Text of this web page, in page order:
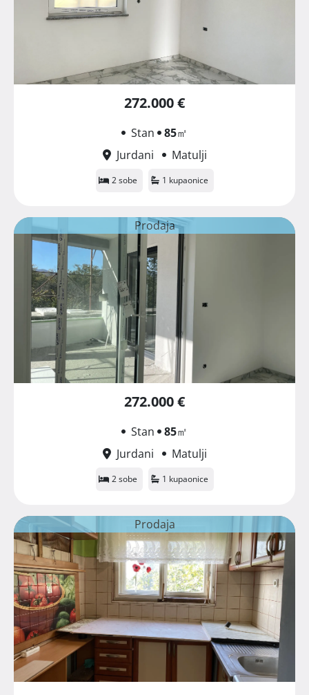
272.000 €
Stan 85㎡
Jurdani
Matulji
2 sobe 1 kupaonice
Prodaja
272.000 €
Stan 85㎡
Jurdani
Matulji
2 sobe 1 kupaonice
Prodaja